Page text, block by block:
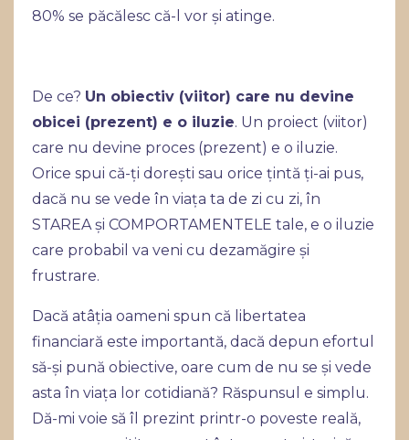
80% se păcălesc că-l vor și atinge.
De ce? Un obiectiv (viitor) care nu devine
obicei (prezent) e o iluzie. Un proiect (viitor)
care nu devine proces (prezent) e o iluzie.
Orice spui că-ți dorești sau orice țintă ți-ai pus,
dacă nu se vede în viața ta de zi cu zi, în
STAREA și COMPORTAMENTELE tale, e o iluzie
care probabil va veni cu dezamăgire și
frustrare.
Dacă atâția oameni spun că libertatea
financiară este importantă, dacă depun efortul
să-și pună obiective, oare cum de nu se și vede
asta în viața lor cotidiană? Răspunsul e simplu.
Dă-mi voie să îl prezint printr-o poveste reală,